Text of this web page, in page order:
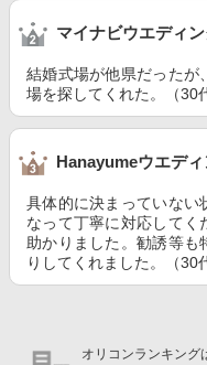
マイナビウエディ
結婚式場が他県だったが
場を探してくれた。（30
Hanayumeウエデ
具体的に決まっていない
なって丁寧に対応してく
助かりました。勧誘等も
りしてくれました。（30
オリコンランキング